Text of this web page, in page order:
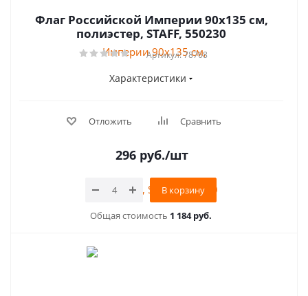
Флаг Российской Империи 90х135 см,
полиэстер, STAFF, 550230
Артикул: 78768
Характеристики
Отложить Сравнить
296руб./шт
В корзину
Общая стоимость 1 184 руб.